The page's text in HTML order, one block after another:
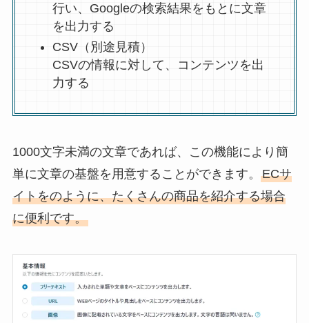
行い、Googleの検索結果をもとに文章
を出力する
CSV（別途見積）
CSVの情報に対して、コンテンツを出
力する
1000文字未満の文章であれば、この機能により簡
単に文章の基盤を用意することができます。 ECサ
イトをのように、たくさんの商品を紹介する場合
に便利です。